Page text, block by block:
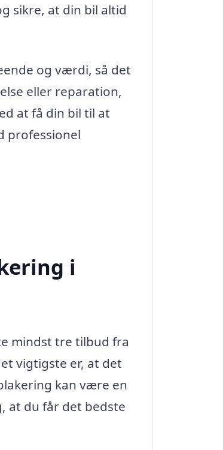
sikre, at din bil altid
og værdi, så det
eller reparation,
at få din bil til at
professionel
i
mindst tre tilbud fra
vigtigste er, at det
kan være en
at du får det bedste